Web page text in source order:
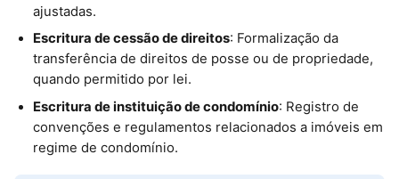
ajustadas.
Escritura de cessão de direitos: Formalização da
transferência de direitos de posse ou de propriedade,
quando permitido por lei.
Escritura de instituição de condomínio: Registro de
convenções e regulamentos relacionados a imóveis em
regime de condomínio.